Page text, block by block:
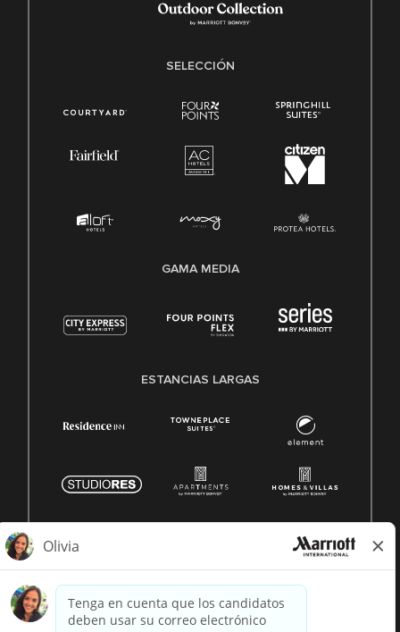
SELECCIÓN
GAMA MEDIA
ESTANCIAS LARGAS